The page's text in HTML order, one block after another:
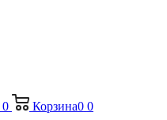
0 Корзина0 0